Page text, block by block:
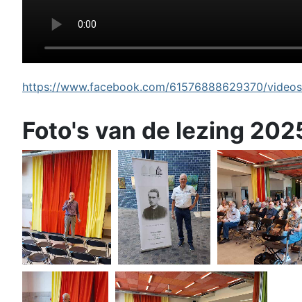
https://www.facebook.com/61576888629370/
Foto's van de lezing